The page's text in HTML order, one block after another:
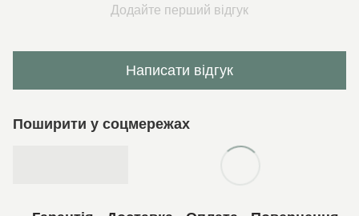
Додайте перший відгук
Написати відгук
Поширити у соцмережах